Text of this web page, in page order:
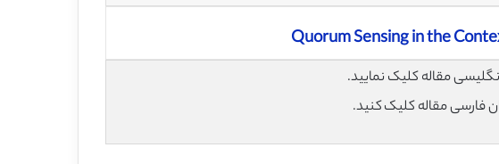
Quorum Sensing in the
فارسی مقاله کلیک کنید.